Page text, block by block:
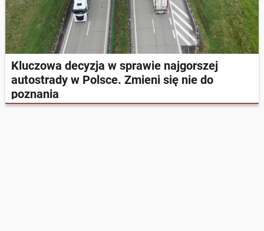
Kluczowa decyzja w sprawie najgorszej
autostrady w Polsce. Zmieni się nie do
poznania